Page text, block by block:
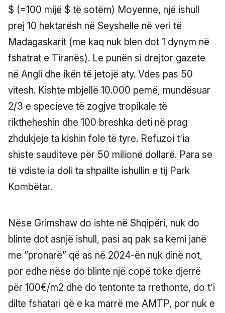
$ (=100 mijë $ të sotëm) Moyenne, një ishull
prej 10 hektarësh në Seyshelle në veri të
Madagaskarit (me kaq nuk blen dot 1 dynym në
fshatrat e Tiranës). Le punën si drejtor gazete
në Angli dhe ikën të jetojë aty. Vdes pas 50
vitesh. Kishte mbjellë 10.000 pemë, mundësuar
2/3 e specieve të zogjve tropikale të
riktheheshin dhe 100 breshka deti në prag
zhdukjeje ta kishin fole të tyre. Refuzoi t’ia
shiste sauditeve për 50 milionë dollarë. Para se
të vdiste ia doli ta shpallte ishullin e tij Park
Kombëtar.
Nëse Grimshaw do ishte në Shqipëri, nuk do
blinte dot asnjë ishull, pasi aq pak sa kemi janë
me “pronarë” që as në 2024-ën nuk dinë not,
por edhe nëse do blinte një copë toke djerrë
për 100€/m2 dhe do tentonte ta rrethonte, do t’i
dilte fshatari që e ka marrë me AMTP, por nuk e